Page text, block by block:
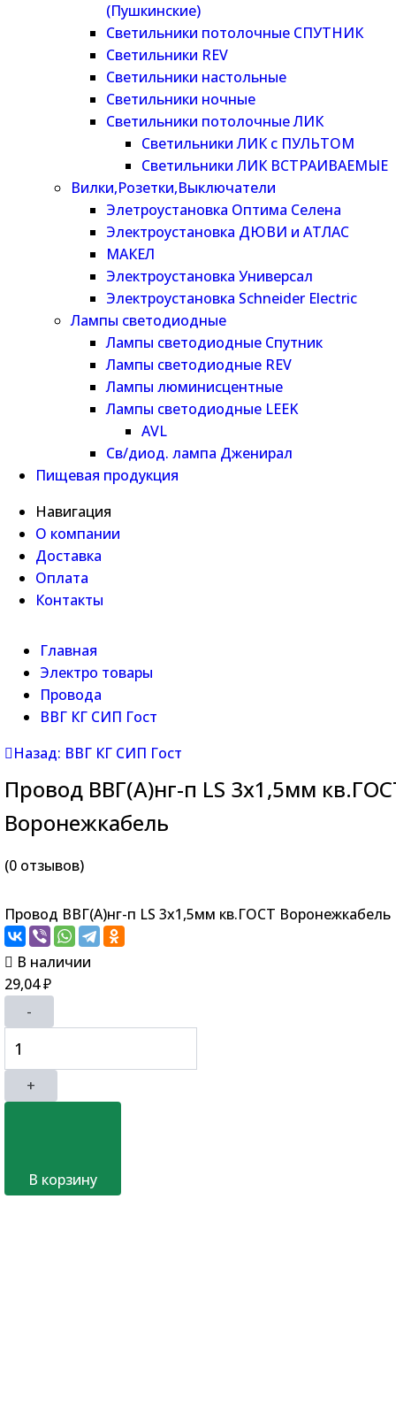
(Пушкинские)
Светильники потолочные СПУТНИК
Светильники REV
Светильники настольные
Светильники ночные
Светильники потолочные ЛИК
Светильники ЛИК с ПУЛЬТОМ
Светильники ЛИК ВСТРАИВАЕМЫЕ
Вилки,Розетки,Выключатели
Элетроустановка Оптима Селена
Электроустановка ДЮВИ и АТЛАС
МАКЕЛ
Электроустановка Универсал
Электроустановка Schneider Electric
Лампы светодиодные
Лампы светодиодные Спутник
Лампы светодиодные REV
Лампы люминисцентные
Лампы светодиодные LEEK
AVL
Св/диод. лампа Дженирал
Пищевая продукция
Навигация
О компании
Доставка
Оплата
Контакты
Главная
Электро товары
Провода
ВВГ КГ СИП Гост
Назад: ВВГ КГ СИП Гост
Провод ВВГ(А)нг-п LS 3х1,5мм
Воронежкабель
(0 отзывов)
Провод ВВГ(А)нг-п LS 3х1,5мм кв.ГОСТ Воронежкабель
В наличии
29,04₽
-
+
В корзину